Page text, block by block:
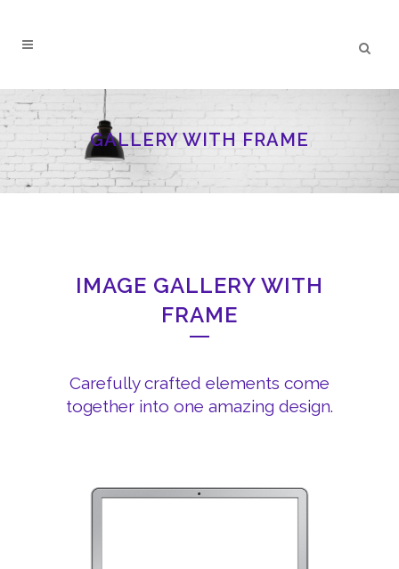
GALLERY WITH FRAME
IMAGE GALLERY WITH
FRAME
Carefully crafted elements come
together into one amazing design.